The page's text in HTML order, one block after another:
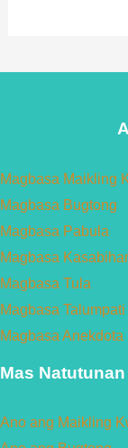
Magbasa Maikling
Magbasa Bugtong
Magbasa Pabula
Magbasa
Magbasa Tula
Magbasa Talumpati
Magbasa Anekdota
Mas Natutunan
Ano ang Maikling